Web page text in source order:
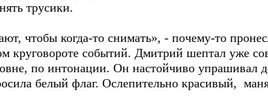
трусики.
чтобы когда-то снимать», - почему-то
круговороте событий. Дмитрий шептал уже
по интонации. Он настойчиво
белый флаг. Ослепительно красивый,